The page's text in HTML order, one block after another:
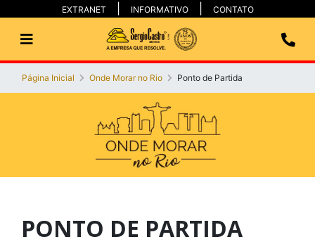
EXTRANET INFORMATIVO CONTATO
Página Inicial Onde Morar no Rio Ponto de Partida
PONTO DE PARTIDA